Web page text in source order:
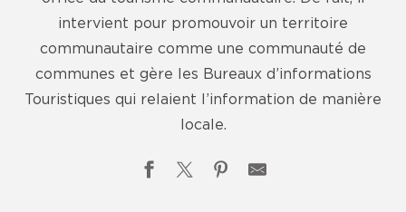
intervient pour promouvoir un territoire
communautaire comme une communauté de
communes et gère les Bureaux d’informations
Touristiques qui relaient l’information de manière
locale.